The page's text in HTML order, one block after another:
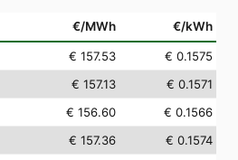
€/MWh €/kWh
€ 157.53
€ 0.1575
€ 157.13
€ 0.1571
€ 156.60
€ 0.1566
€ 157.36
€ 0.1574